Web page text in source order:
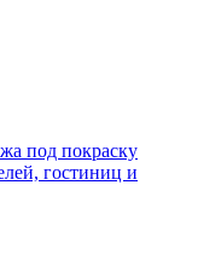
под покраску
гостиниц и